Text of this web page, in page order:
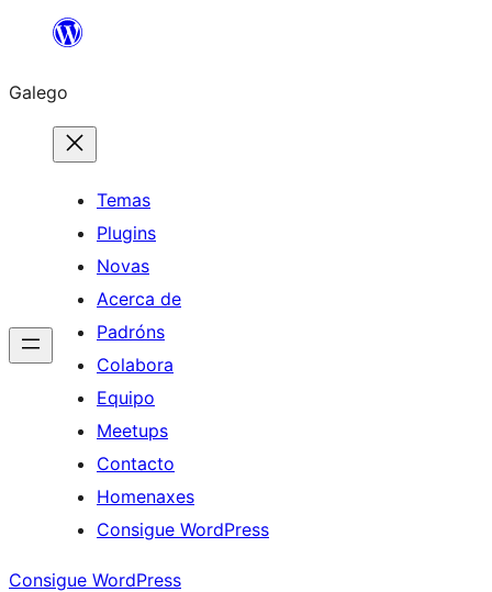
Saltar
contido
Galego
Temas
Plugins
Novas
Acerca de
Padróns
Colabora
Equipo
Meetups
Contacto
Homenaxes
Consigue WordPress
Consigue WordPress